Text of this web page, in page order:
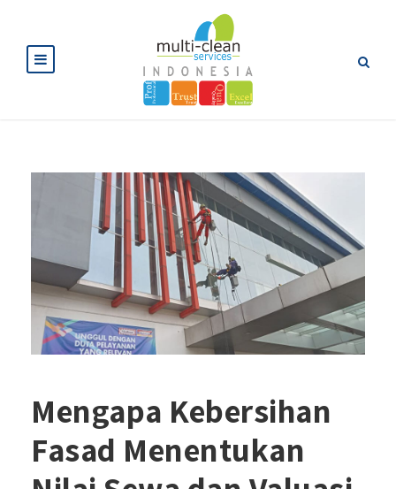
Mengapa Kebersihan
Fasad Menentukan